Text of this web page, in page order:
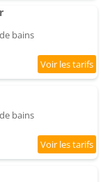
bains
bains